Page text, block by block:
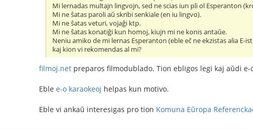
Mi lernadas multajn lingvojn, sed ne scias iun pli ol Esperanton
Mi ne ŝatas paroli aŭ skribi senkiale (en iu lingvo).
Mi ne ŝatas veturi, vojaĝi ktp.
Mi ne ŝatas konatiĝi kun homoj, kiujn mi ne konis antaŭe.
Neniu amiko de mi lernas Esperanton (eble eĉ ne ekzistas alia
kaj kion vi rekomendas al mi?
filmoj.net preparos filmodublado. Tion ebligos legi kaj aŭdi
Eble e-o karaokeoj helpas kun motivo.
Eble vi ankaŭ interesigas pro tion Komuna Eŭropa